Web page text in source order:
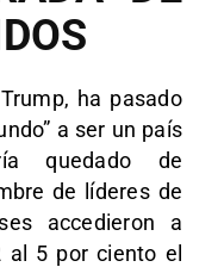
ha pasado
a ser un país
quedado de
de líderes de
accedieron a
5 por ciento el